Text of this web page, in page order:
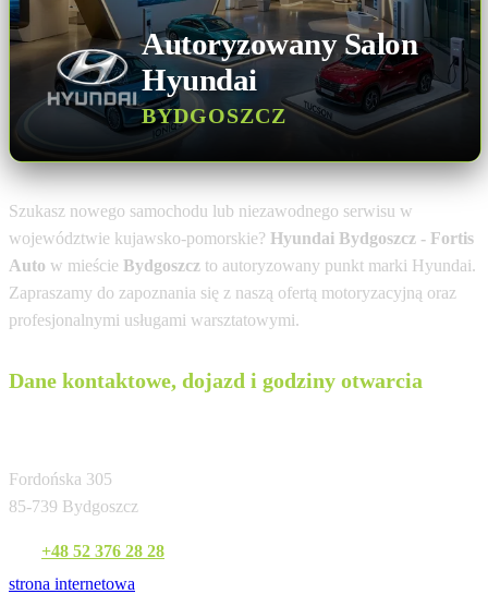
Autoryzowany Salon
Hyundai
BYDGOSZCZ
Szukasz nowego samochodu lub niezawodnego serwisu w
województwie kujawsko-pomorskie? Hyundai Bydgoszcz - Fortis
Auto w mieście Bydgoszcz to autoryzowany punkt marki Hyundai.
Zapraszamy do zapoznania się z naszą ofertą motoryzacyjną oraz
profesjonalnymi usługami warsztatowymi.
Dane kontaktowe, dojazd i godziny otwarcia
Fordońska 305
85-739 Bydgoszcz
+48 52 376 28 28
strona internetowa